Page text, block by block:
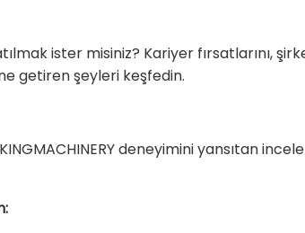
ister misiniz? Kariyer fırsatlarını,
getiren şeyleri keşfedin.
deneyimini yansıtan